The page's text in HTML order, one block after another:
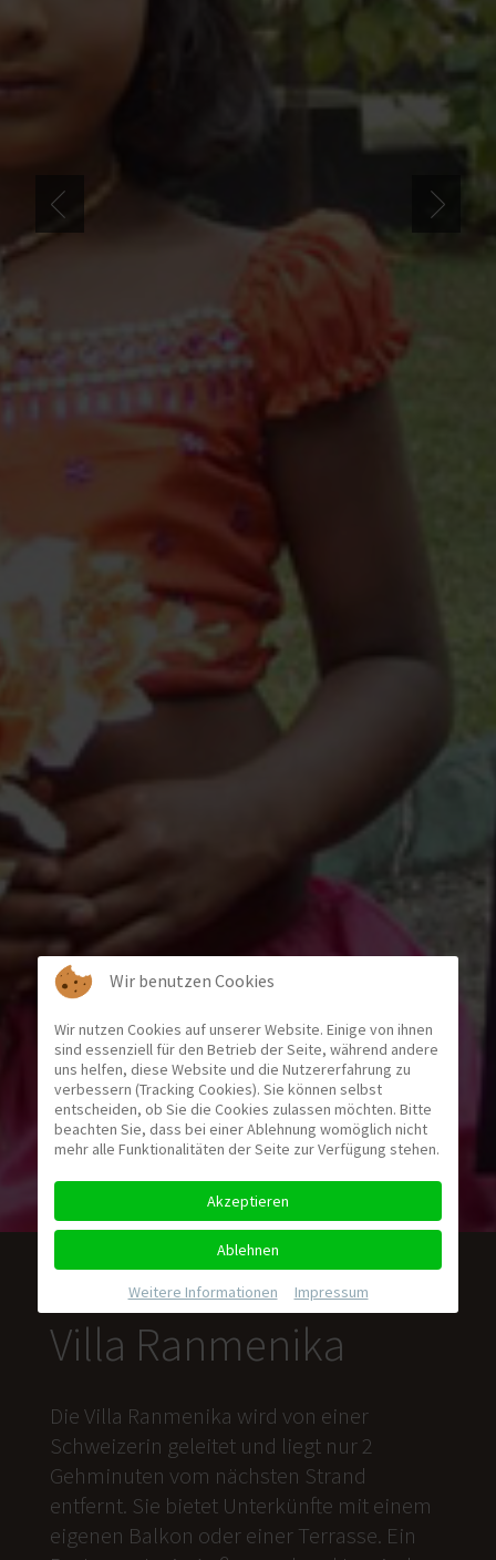
Villa Ranmenika
Die Villa Ranmenika wird von einer
Schweizerin geleitet und liegt nur 2
Gehminuten vom nächsten Strand
entfernt. Sie bietet Unterkünfte mit einem
eigenen Balkon oder einer Terrasse. Ein
Wir benutzen Cookies
Wir nutzen Cookies auf unserer Website. Einige von ihnen
sind essenziell für den Betrieb der Seite, während andere
uns helfen, diese Website und die Nutzererfahrung zu
verbessern (Tracking Cookies). Sie können selbst
entscheiden, ob Sie die Cookies zulassen möchten. Bitte
beachten Sie, dass bei einer Ablehnung womöglich nicht
mehr alle Funktionalitäten der Seite zur Verfügung stehen.
Akzeptieren
Ablehnen
Weitere Informationen Impressum